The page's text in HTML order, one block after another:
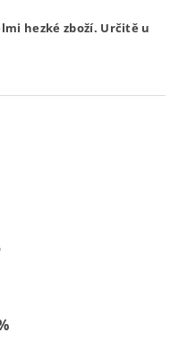
hezké zboží. Určitě u
V.
2025